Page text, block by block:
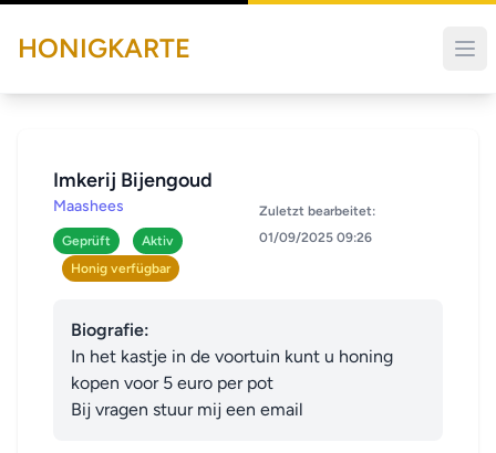
HONIGKARTE
Imkerij Bijengoud
Maashees
Geprüft
Aktiv
Honig verfügbar
Zuletzt bearbeitet:
01/09/2025 09:26
Biografie:
In het kastje in de voortuin kunt u honing
kopen voor 5 euro per pot
Bij vragen stuur mij een email